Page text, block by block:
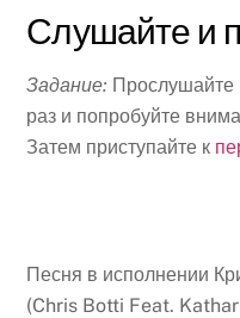
Слушайте и
Задание: Прослушайте
раз и попробуйте
Затем приступайте к
Песня в исполнении
(Chris Botti Feat.